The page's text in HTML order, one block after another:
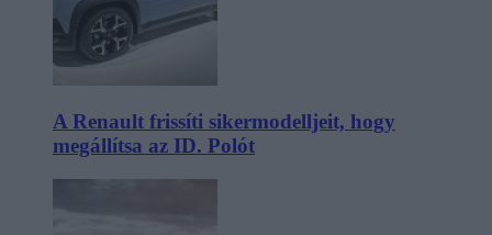
A Renault frissíti sikermodelljeit, hogy
megállítsa az ID. Polót